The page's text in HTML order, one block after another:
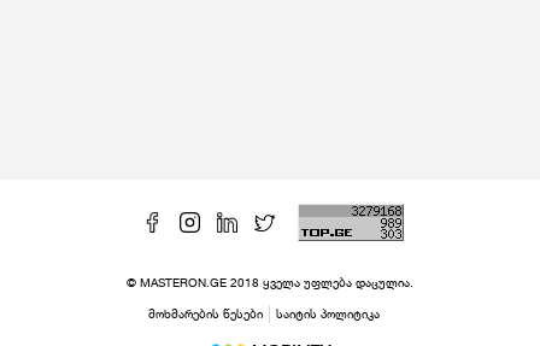
© MASTERON.GE 2018 ყველა უფლება დაცულია.
მოხმარების წესები საიტის პოლიტიკა